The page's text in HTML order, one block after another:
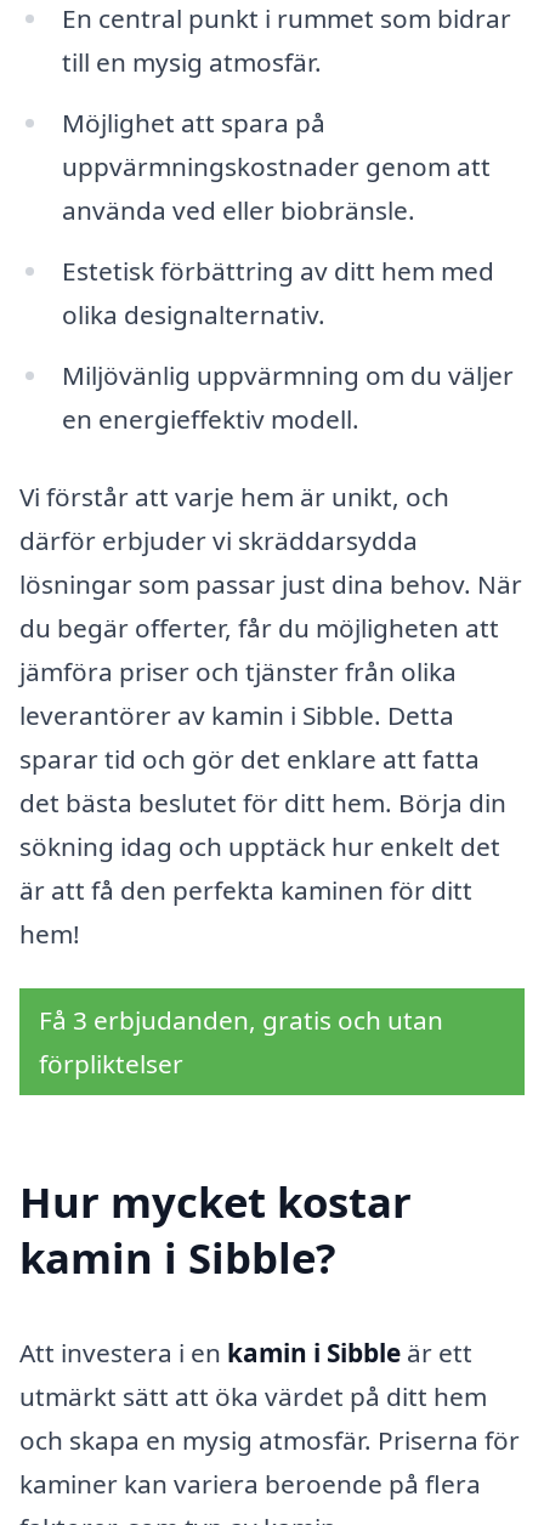
En central punkt i rummet som bidrar
till en mysig atmosfär.
Möjlighet att spara på
uppvärmningskostnader genom att
använda ved eller biobränsle.
Estetisk förbättring av ditt hem med
olika designalternativ.
Miljövänlig uppvärmning om du väljer
en energieffektiv modell.
Vi förstår att varje hem är unikt, och
därför erbjuder vi skräddarsydda
lösningar som passar just dina behov. När
du begär offerter, får du möjligheten att
jämföra priser och tjänster från olika
leverantörer av kamin i Sibble. Detta
sparar tid och gör det enklare att fatta
det bästa beslutet för ditt hem. Börja din
sökning idag och upptäck hur enkelt det
är att få den perfekta kaminen för ditt
hem!
Få 3 erbjudanden, gratis och utan
förpliktelser
Hur mycket kostar
kamin i Sibble?
Att investera i en kamin i Sibble är ett
utmärkt sätt att öka värdet på ditt hem
och skapa en mysig atmosfär. Priserna för
kaminer kan variera beroende på flera